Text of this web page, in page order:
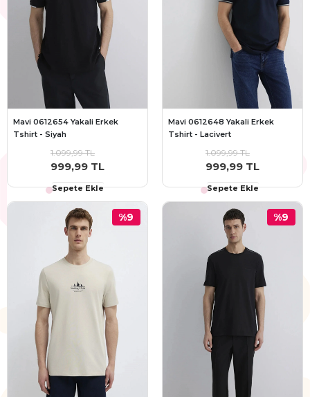
Mavi 0612654 Yakali Erkek
Tshirt - Siyah
1.099,99 TL
999,99 TL
Sepete Ekle
Mavi 0612648 Yakali Erkek
Tshirt - Lacivert
1.099,99 TL
999,99 TL
Sepete Ekle
%9 %9